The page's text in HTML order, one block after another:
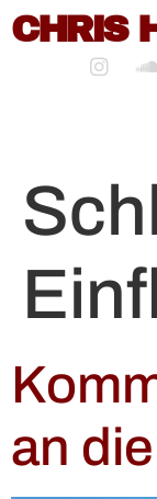
springen
CHRIS
an